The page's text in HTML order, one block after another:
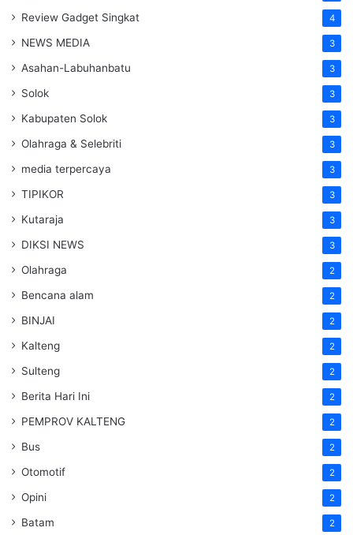
Review Gadget Singkat 4
NEWS MEDIA 3
Asahan-Labuhanbatu 3
Solok 3
Kabupaten Solok 3
Olahraga & Selebriti 3
media terpercaya 3
TIPIKOR 3
Kutaraja 3
DIKSI NEWS 3
Olahraga 2
Bencana alam 2
BINJAI 2
Kalteng 2
Sulteng 2
Berita Hari Ini 2
PEMPROV KALTENG 2
Bus 2
Otomotif 2
Opini 2
Batam 2